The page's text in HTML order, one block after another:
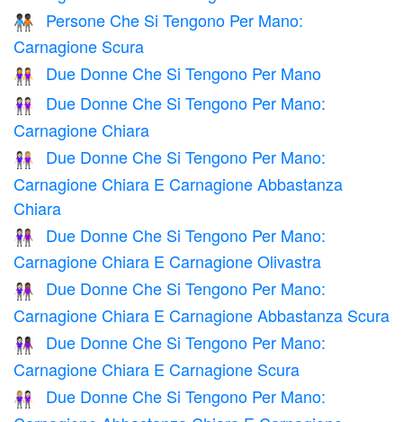
🧑🏿‍🤝‍🧑🏿
Persone Che Si Tengono Per Mano:
Carnagione Scura
👭 Due Donne Che Si Tengono Per Mano
👭🏻
Due Donne Che Si Tengono Per Mano:
Carnagione Chiara
👩🏻‍🤝‍👩🏼
Due Donne Che Si Tengono Per Mano:
Carnagione Chiara E Carnagione Abbastanza
Chiara
👩🏻‍🤝‍👩🏽
Due Donne Che Si Tengono Per Mano:
Carnagione Chiara E Carnagione Olivastra
👩🏻‍🤝‍👩🏾
Due Donne Che Si Tengono Per Mano:
Carnagione Chiara E Carnagione Abbastanza Scura
👩🏻‍🤝‍👩🏿
Due Donne Che Si Tengono Per Mano:
Carnagione Chiara E Carnagione Scura
👩🏼‍🤝‍👩🏻
Due Donne Che Si Tengono Per Mano: